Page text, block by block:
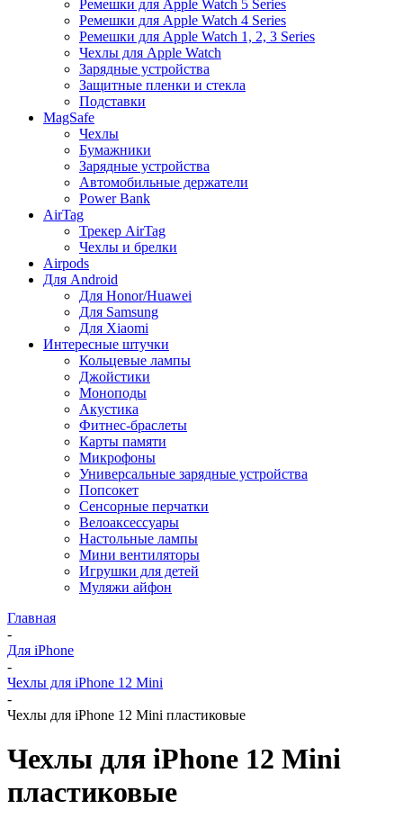
Ремешки для Apple Watch 5 Series
Ремешки для Apple Watch 4 Series
Ремешки для Apple Watch 1, 2, 3 Series
Чехлы для Apple Watch
Зарядные устройства
Защитные пленки и стекла
Подставки
MagSafe
Чехлы
Бумажники
Зарядные устройства
Автомобильные держатели
Power Bank
AirTag
Трекер AirTag
Чехлы и брелки
Airpods
Для Android
Для Honor/Huawei
Для Samsung
Для Xiaomi
Интересные штучки
Кольцевые лампы
Джойстики
Моноподы
Акустика
Фитнес-браслеты
Карты памяти
Микрофоны
Универсальные зарядные устройства
Попсокет
Сенсорные перчатки
Велоаксессуары
Настольные лампы
Мини вентиляторы
Игрушки для детей
Муляжи айфон
Главная
-
Для iPhone
-
Чехлы для iPhone 12 Mini
-
Чехлы для iPhone 12 Mini пластиковые
Чехлы для iPhone 12 Mini
пластиковые